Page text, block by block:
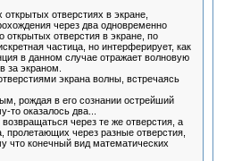
отверстиях в экране,
через два одновременно
отверстия в экране, по
частица, но интерферирует, как
в данном случае отражает волновую
за экраном.
экрана волны, встречаясь
рождая в его сознании острейший
оказалось два...
через те же отверстия, а
пролетающих через разные отверстия,
что конечный вид математических